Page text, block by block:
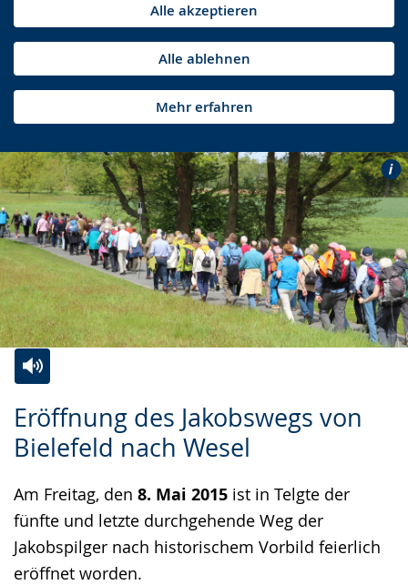
Alle akzeptieren
Alle ablehnen
Mehr erfahren
Eröffnung des Jakobswegs von
Bielefeld nach Wesel
Am Freitag, den 8. Mai 2015 ist in Telgte der
fünfte und letzte durchgehende Weg der
Jakobspilger nach historischem Vorbild feierlich
eröffnet worden.
Leichten
Sprache
Audio-
Unterstützung.
Video
in
Gebärdensprache
wird
angezeigt.